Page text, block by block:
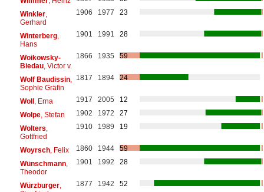
Winkler,
Gerhard
1906 1977 23
Winterberg,
Hans
1901 1991 28
Woikowsky-
Biedau, Victor v.
1866 1935 59
Wolf Baudissin,
Sophie Gräfin
1817 1894 24
Woll, Erna 1917 2005
12
Wolpe, Stefan 1902 1972
27
Wolters
Gottfried
1910 1989 19
Woyrsch, Felix 1860 1944
59
Wünschmann,
Theodor
1901 1992 28
Würzburger,
1877 1942 52